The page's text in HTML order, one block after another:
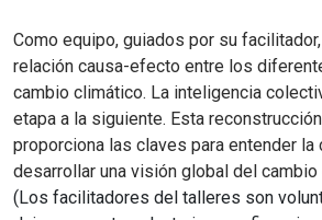
Como equipo, guiados por su
relación causa-efecto entre los
cambio climático. La inteligencia
etapa a la siguiente. Esta
proporciona las claves para entender la
desarrollar una visión global del cambio
(Los facilitadores del talleres son